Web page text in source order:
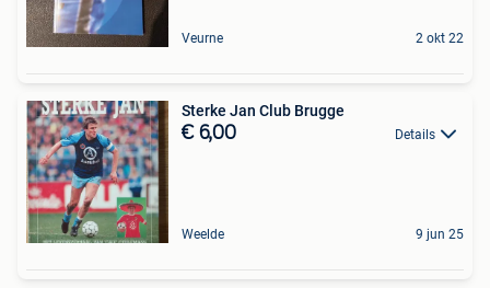
Veurne 2 okt 22
Sterke Jan Club Brugge
€ 6,00 Details
Weelde 9 jun 25